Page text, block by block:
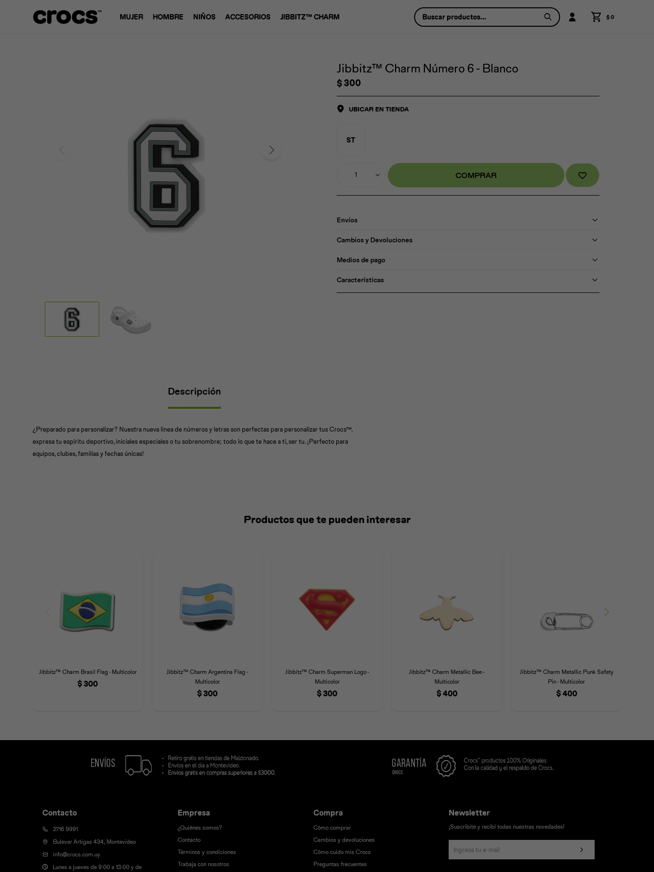
MUJER HOMBRE NIÑOS ACCESORIOS JIBBITZ™ CHARM $0
Jibbitz™ Charm Número 6 - Blanco
$300
UBICAR EN TIENDA
ST
1 COMPRAR
Envíos
Cambios y Devoluciones
Medios de pago
Características
Descripción
¿Preparado para personalizar? Nuestra nueva linea de números y letras son perfectas para personalizar tus Crocs™.
expresa tu espíritu deportivo, iniciales especiales o tu sobrenombre; todo lo que te hace a ti, ser tu. ¡Perfecto para
equipos, clubes, familias y fechas únicas!
Productos que te pueden interesar
Jibbitz™ Charm Brasil Flag - Multicolor
$300
Jibbitz™ Charm Argentina Flag -
Multicolor
$300
Jibbitz™ Charm Superman Logo -
Multicolor
$300
Jibbitz™ Charm Metallic Bee -
Multicolor
$400
Jibbitz™ Charm Metallic Punk Safety
Pin - Multicolor
$400
Contacto
2716 9991
Bulevar Artigas 434, Montevideo
info@crocs.com.uy
Lunes a jueves de 9:00 a 13:00 y de
Empresa
¿Quiénes somos?
Contacto
Términos y condiciones
Trabaja con nosotros
Compra
Cómo comprar
Cambios y devoluciones
Cómo cuido mis Crocs
Preguntas frecuentes
Newsletter
¡Suscribite y recibí todas nuestras novedades!